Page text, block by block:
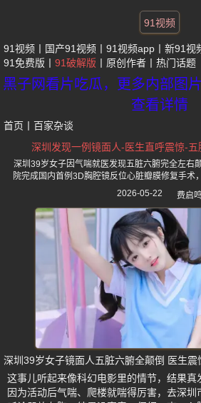
91视频
91视频 国产91视频 91视频app 新91视
91免费版
91破解版 原创作者 热门话题
黑子网看片吃瓜，更多内部图
查看详情
首页 百家杂谈
深圳发现一例镜面人-医生直呼震惊-五
深圳39岁女子因气喘就医发现五脏六腑完全左右
院完成国内首例3D胸腔镜反位心脏瓣膜修复手术
2026-05-22
费启鸣
深圳39岁女子镜面人五脏六腑全颠倒 医生
这事儿听起来像科幻电影里的情节，结果
因为活动后气喘、爬楼就喘得厉害，去深